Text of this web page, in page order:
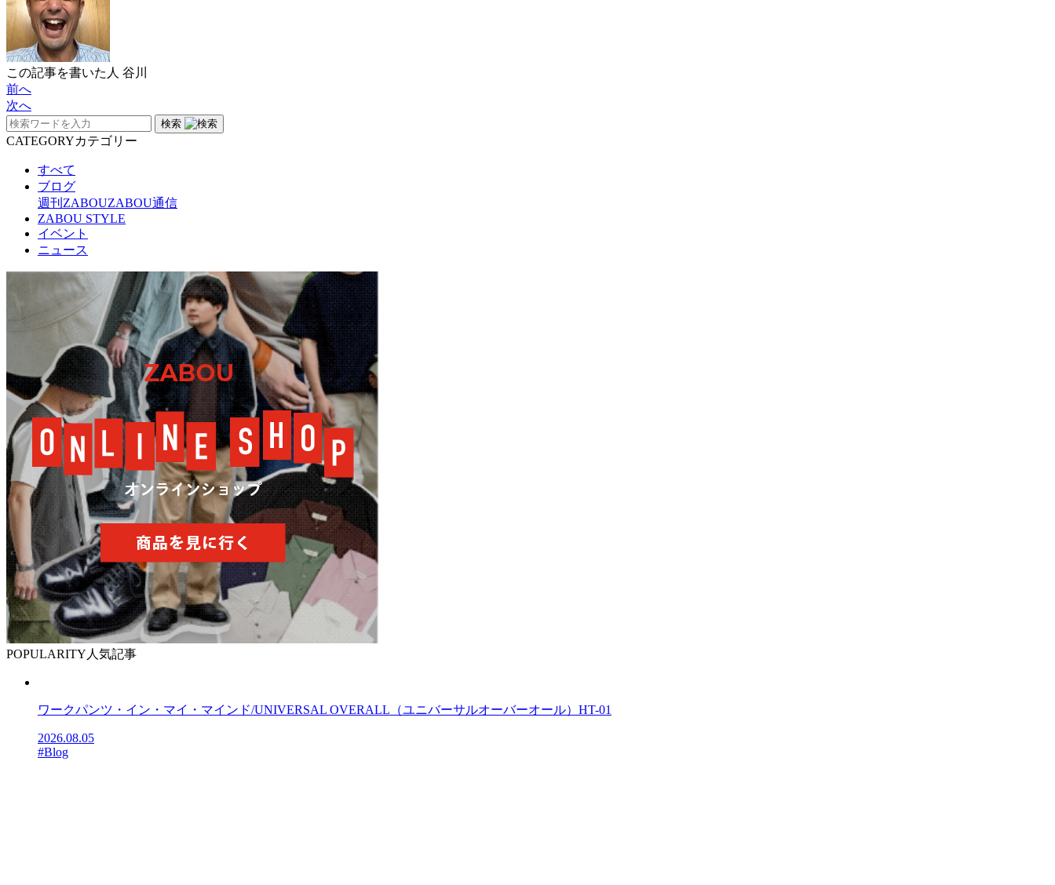
この記事を書いた人 谷川
前へ
次へ
検索
CATEGORYカテゴリー
すべて
ブログ
週刊ZABOUZABOU通信
ZABOU STYLE
イベント
ニュース
POPULARITY 人気記事
ワークパンツ・イン・マイ・マインド/UNIVERSAL OVERALL（ユニバーサルオーバーオール）HT-01
2026.08.05
#Blog